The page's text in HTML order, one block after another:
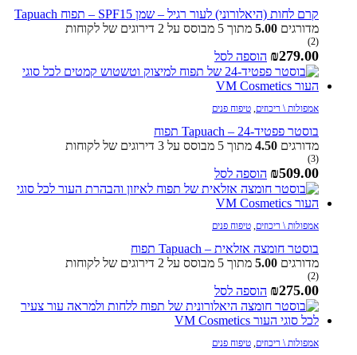
קרם לחות (היאלורוני) לעור רגיל – שמן SPF15 – תפוח Tapuach
מדורגים 5.00 מתוך 5 מבוסס על 2 דירוגים של לקוחות
(2)
₪279.00 הוספה לסל
אמפולות \ ריכוזים טיפוח פנים
בוסטר פפטיד-24 – Tapuach תפוח
מדורגים 4.50 מתוך 5 מבוסס על 3 דירוגים של לקוחות
(3)
₪509.00 הוספה לסל
אמפולות \ ריכוזים טיפוח פנים
בוסטר חומצה אזלאית – Tapuach תפוח
מדורגים 5.00 מתוך 5 מבוסס על 2 דירוגים של לקוחות
(2)
₪275.00 הוספה לסל
אמפולות \ ריכוזים טיפוח פנים